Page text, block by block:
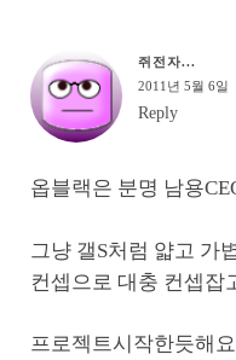
쥐전자...
2011년 5월 6일
Reply
옵블랙은 분명 남용
그냥 갤S처럼 얇고 가
컨셉으로 대충 컨셉잡
프로젝트시작한듯해